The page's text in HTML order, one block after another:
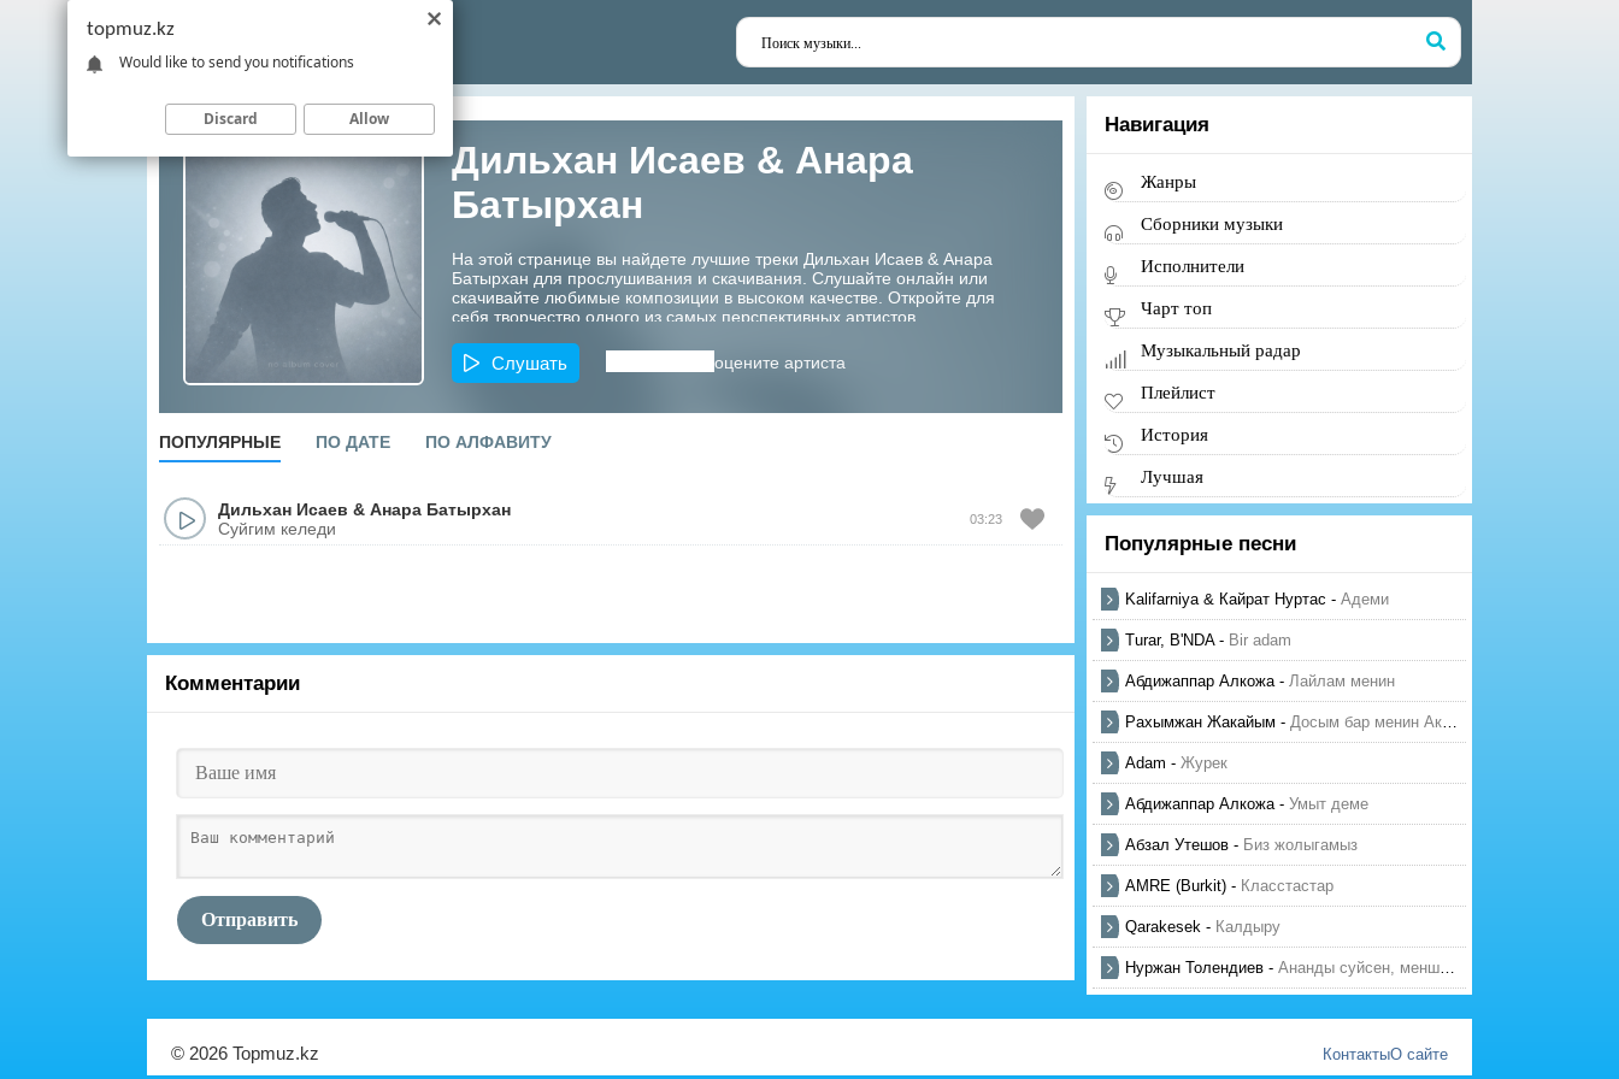
Дильхан Исаев & Анара
Батырхан
На этой странице вы найдете лучшие треки Дильхан Исаев & Анара
Батырхан для прослушивания и скачивания. Слушайте онлайн или
скачивайте любимые композиции в высоком качестве. Откройте для
себя творчество одного из самых перспективных артистов
Слушать оцените артиста
ПОПУЛЯРНЫЕ ПО ДАТЕ ПО АЛФАВИТУ
Дильхан Исаев & Анара Батырхан
Суйгим келеди
03:23
Комментарии
Отправить
Навигация
Жанры
Сборники музыки
Исполнители
Чарт топ
Музыкальный радар
Плейлист
История
Лучшая
Популярные песни
Kalifarniya & Кайрат Нуртас - Адеми
Turar, B'NDA- Bir adam
Абдижаппар Алкожа- Лайлам менин
Рахымжан Жакайым - Досым бар менин Актауда
Adam - Журек
Абдижаппар Алкожа- Умыт деме
Абзал Утешов - Биз жолыгамыз
AMRE (Burkit) - Класстастар
Qarakesek - Калдыру
Нуржан Толендиев - Ананды суйсен, менше суй
© 2026 Topmuz.kz КонтактыО сайте
topmuz.kz
Would like to send you notifications
Discard Allow